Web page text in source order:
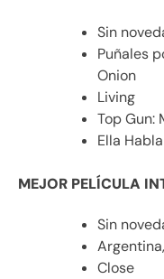
Sin
Puñales
Onion
Living
Top Gun:
Ella
MEJOR PELÍCULA
Sin
Close